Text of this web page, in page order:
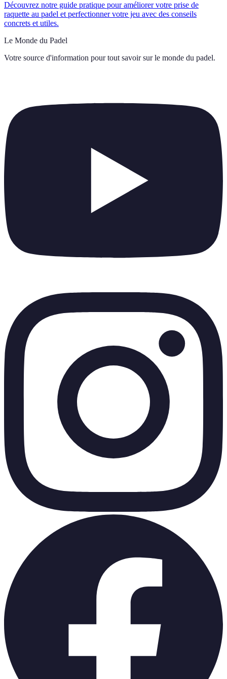
Découvrez notre guide pratique pour améliorer votre prise de
raquette au padel et perfectionner votre jeu avec des conseils
concrets et utiles.
Le Monde du Padel
Votre source d'information pour tout savoir sur le monde du padel.